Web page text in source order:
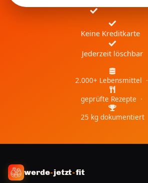
Keine Kreditkarte
Jederzeit löschbar
2.000+ Lebensmittel ·
geprüfte Rezepte ·
25 kg dokumentiert
werde-jetzt-fit